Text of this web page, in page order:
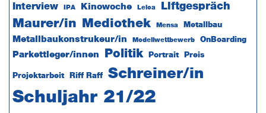
Interview IPA Kinowoche Leica Liftgespräch
Maurer/in Mediothek Mensa Metallbau
Metallbaukonstrukeur/in Modellwettbewerb OnBoarding
Parkettleger/innen Politik Portrait Preis
Projektarbeit Riff Raff Schreiner/in
Schuljahr 21/22